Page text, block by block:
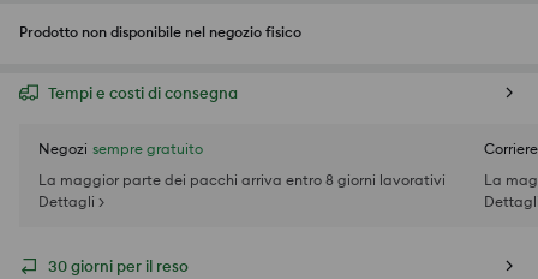
Prodotto non disponibile nel negozio fisico
Tempi e costi di consegna
Negozi sempre gratuito
La maggior parte dei pacchi arriva entro 8 giorni lavorativi
Dettagli >
La
30 giorni per il reso